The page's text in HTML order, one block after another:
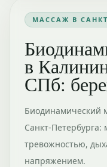
МАССАЖ В
в
СПб:
Биодинамический
Санкт-Петербурга:
тревожностью,
напряжением.